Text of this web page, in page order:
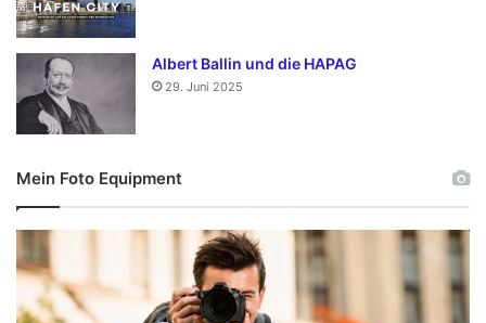
Albert Ballin und die HAPAG
29. Juni 2025
Mein Foto Equipment